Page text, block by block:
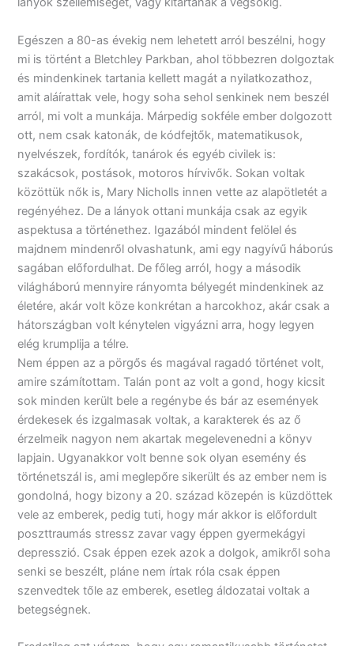
Egészen a 80-as évekig nem lehetett arról beszélni, hogy
mi is történt a Bletchley Parkban, ahol többezren dolgoztak
és mindenkinek tartania kellett magát a nyilatkozathoz,
amit aláírattak vele, hogy soha sehol senkinek nem beszél
arról, mi volt a munkája. Márpedig sokféle ember dolgozott
ott, nem csak katonák, de kódfejtők, matematikusok,
nyelvészek, fordítók, tanárok és egyéb civilek is:
szakácsok, postások, motoros hírvivők. Sokan voltak
közöttük nők is, Mary Nicholls innen vette az alapötletét a
regényéhez. De a lányok ottani munkája csak az egyik
aspektusa a történethez. Igazából mindent felölel és
majdnem mindenről olvashatunk, ami egy nagyívű háborús
sagában előfordulhat. De főleg arról, hogy a második
világháború mennyire rányomta bélyegét mindenkinek az
életére, akár volt köze konkrétan a harcokhoz, akár csak a
hátországban volt kénytelen vigyázni arra, hogy legyen
elég krumplija a télre.
Nem éppen az a pörgős és magával ragadó történet volt,
amire számítottam. Talán pont az volt a gond, hogy kicsit
sok minden került bele a regénybe és bár az események
érdekesek és izgalmasak voltak, a karakterek és az ő
érzelmeik nagyon nem akartak megelevenedni a könyv
lapjain. Ugyanakkor volt benne sok olyan esemény és
történetszál is, ami meglepőre sikerült és az ember nem is
gondolná, hogy bizony a 20. század közepén is küzdöttek
vele az emberek, pedig tuti, hogy már akkor is előfordult
poszttraumás stressz zavar vagy éppen gyermekágyi
depresszió. Csak éppen ezek azok a dolgok, amikről soha
senki se beszélt, pláne nem írtak róla csak éppen
szenvedtek tőle az emberek, esetleg áldozatai voltak a
betegségnek.